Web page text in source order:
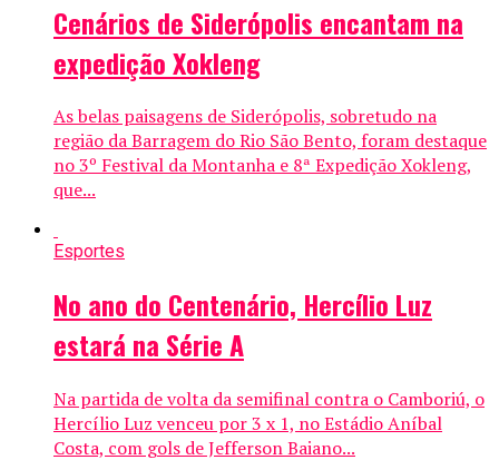
Cenários de Siderópolis encantam na
expedição Xokleng
As belas paisagens de Siderópolis, sobretudo na
região da Barragem do Rio São Bento, foram destaque
no 3º Festival da Montanha e 8ª Expedição Xokleng,
que...
Esportes
No ano do Centenário, Hercílio Luz
estará na Série A
Na partida de volta da semifinal contra o Camboriú, o
Hercílio Luz venceu por 3 x 1, no Estádio Aníbal
Costa, com gols de Jefferson Baiano...